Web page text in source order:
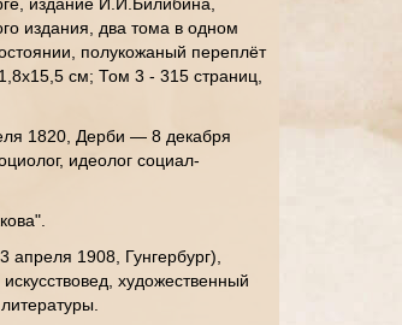
издания, два тома в одном
полукожаный переплёт
см; Том 3 - 315 страниц,
1820, Дерби — 8 декабря
идеолог социал-
1908, Гунгербург),
художественный